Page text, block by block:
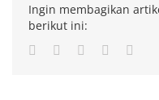
Ingin membagikan
berikut ini:
Facebook
TwitterLinkedInWhatsapp